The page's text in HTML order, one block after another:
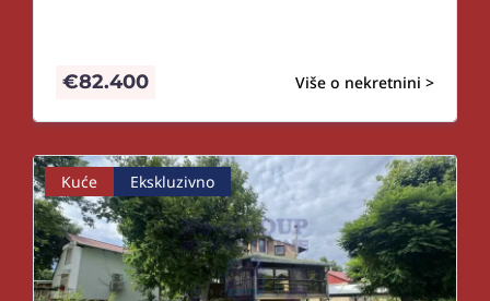
Više o nekretnini >
€82.400
Kuće Ekskluzivno